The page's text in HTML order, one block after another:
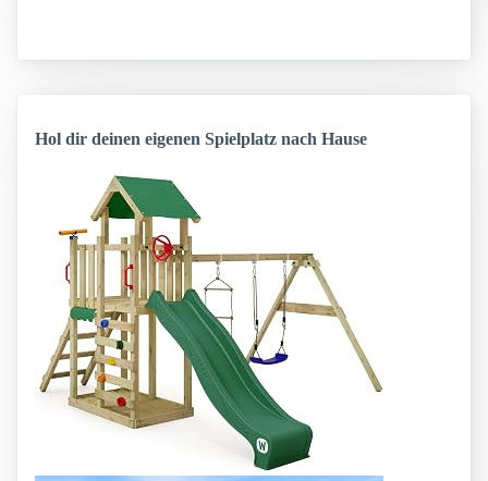
Hol dir deinen eigenen Spielplatz nach Hause